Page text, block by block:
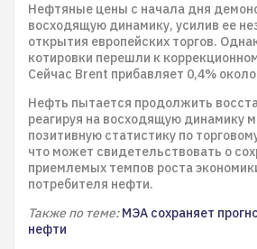
Нефтяные цены с начала дня
восходящую динамику, усилив ее
открытия европейских торгов.
котировки перешли к
Сейчас Brent прибавляет 0,4%
Нефть пытается продолжить
реагируя на восходящую динамику
позитивную статистику по
что может свидетельствовать о
приемлемых темпов роста
потребителя нефти.
Также по теме: МЭА сохраняет
нефти